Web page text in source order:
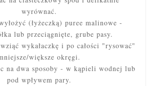
wyrównać.
(łyżeczką) puree malinowe -
lub przeciągnięte, grube pasy.
wykałaczkę i po całości "rysować"
większe okręgi.
na dwa sposoby - w kąpieli wodnej lub
pod wpływem pary.